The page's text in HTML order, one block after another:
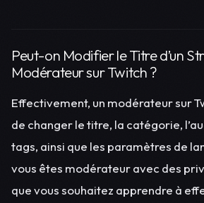
Peut-on Modifier le Titre d’un
Modérateur sur Twitch ?
Effectivement, un modérateur sur
de changer le titre, la catégorie,
tags, ainsi que les paramètres de
vous êtes modérateur avec des
que vous souhaitez apprendre à